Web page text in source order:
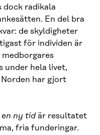
dock radikala
En del bra
de skyldigheter
för individen är
under hela livet,
har gjort
ny tidär resultatet
fria funderingar.